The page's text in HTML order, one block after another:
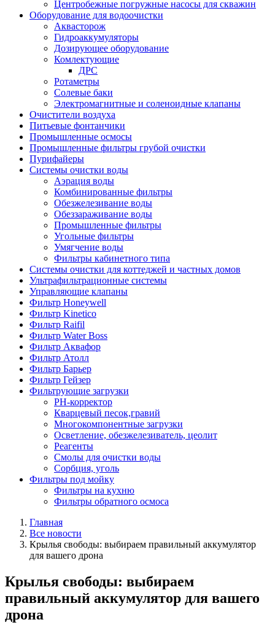
Центробежные погружные насосы для скважин
Оборудование для водоочистки
Аквасторож
Гидроаккумуляторы
Дозирующее оборудование
Комлектующие
ДРС
Ротаметры
Солевые баки
Электромагнитные и соленоидные клапаны
Очистители воздуха
Питьевые фонтанчики
Промышленные осмосы
Промышленные фильтры грубой очистки
Пурифайеры
Системы очистки воды
Аэрация воды
Комбинированные фильтры
Обезжелезивание воды
Обеззараживание воды
Промышленные фильтры
Угольные фильтры
Умягчение воды
Фильтры кабинетного типа
Системы очистки для коттеджей и частных домов
Ультрафильтрационные системы
Управляющие клапаны
Фильтр Honeywell
Фильтр Kinetico
Фильтр Raifil
Фильтр Water Boss
Фильтр Аквафор
Фильтр Атолл
Фильтр Барьер
Фильтр Гейзер
Фильтрующие загрузки
PH-корректор
Кварцевый песок,гравий
Многокомпонентные загрузки
Осветление, обезжелезиватель, цеолит
Реагенты
Смолы для очистки воды
Сорбция, уголь
Фильтры под мойку
Фильтры на кухню
Фильтры обратного осмоса
Главная
Все новости
Крылья свободы: выбираем правильный аккумулятор
для вашего дрона
Крылья свободы: выбираем
правильный аккумулятор для вашего
дрона